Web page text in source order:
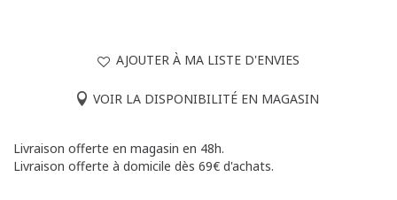
AJOUTER À MA LISTE D'ENVIES
VOIR LA DISPONIBILITÉ EN MAGASIN
Livraison offerte en magasin en 48h.
Livraison offerte à domicile dès 69€ d'achats.